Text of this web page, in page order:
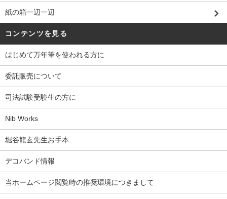
紙の箱一辺一辺
コンテンツを見る
はじめて万年筆を使われる方に
委託販売について
司法試験受験生の方に
Nib Works
堀谷龍玄先生お手本
デコバンド情報
当ホームページ閲覧時の推奨環境につきまして